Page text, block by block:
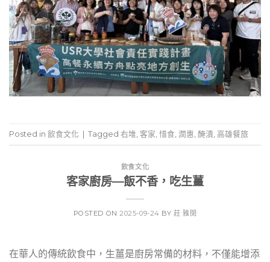
Posted in 飲食文化 | Tagged 右堆 客家 惜食 潤惠 醃漬 高雄餐旅
飲食文化
客家廚房—飯不香，吃生薑
POSTED ON2025-09-24 BY莊 雅閔
在華人的傳統飲食中，生薑是廚房常備的材料，不僅能增添